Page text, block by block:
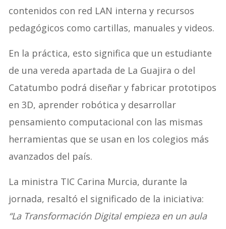
contenidos con red LAN interna y recursos
pedagógicos como cartillas, manuales y videos.
En la práctica, esto significa que un estudiante
de una vereda apartada de La Guajira o del
Catatumbo podrá diseñar y fabricar prototipos
en 3D, aprender robótica y desarrollar
pensamiento computacional con las mismas
herramientas que se usan en los colegios más
avanzados del país.
La ministra TIC Carina Murcia, durante la
jornada, resaltó el significado de la iniciativa:
“La Transformación Digital empieza en un aula